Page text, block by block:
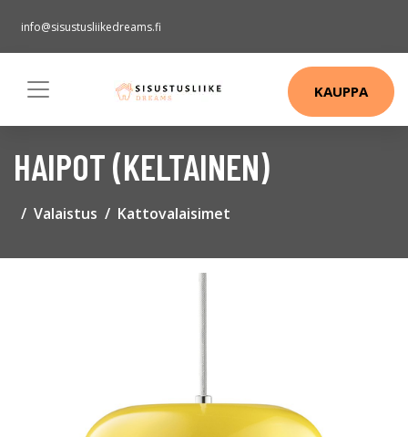
info@sisustusliikedreams.fi
KAUPPA
HAIPOT (KELTAINEN)
Valaistus Kattovalaisimet